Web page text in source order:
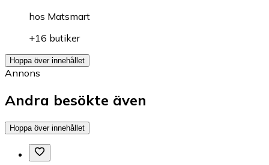
hos Matsmart
+16 butiker
Hoppa över innehållet
Annons
Andra besökte även
Hoppa över innehållet